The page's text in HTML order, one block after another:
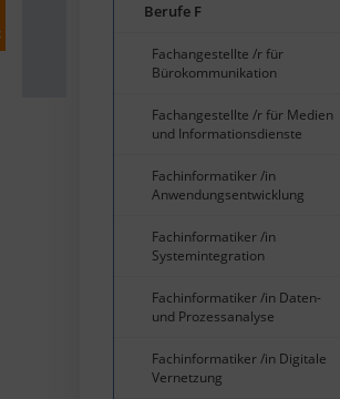
Berufe F
Fachangestellte /r für
Bürokommunikation
Fachangestellte /r für Medien
und Informationsdienste
Fachinformatiker /in
Anwendungsentwicklung
Fachinformatiker /in
Systemintegration
Fachinformatiker /in Daten-
und Prozessanalyse
Fachinformatiker /in Digitale
Vernetzung